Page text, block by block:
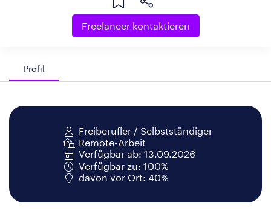
Freelancer kontaktieren
Profil
Freiberufler / Selbstständiger
Remote-Arbeit
Verfügbar ab: 13.09.2026
Verfügbar zu: 100%
davon vor Ort: 40%